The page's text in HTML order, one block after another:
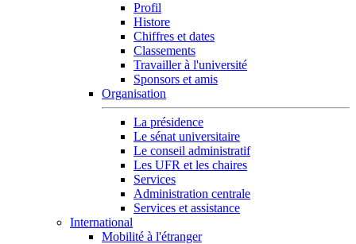
Profil
Histore
Chiffres et dates
Classements
Travailler à l'université
Sponsors et amis
Organisation
La présidence
Le sénat universitaire
Le conseil administratif
Les UFR et les chaires
Services
Administration centrale
Services et assistance
International
Mobilité à l'étranger